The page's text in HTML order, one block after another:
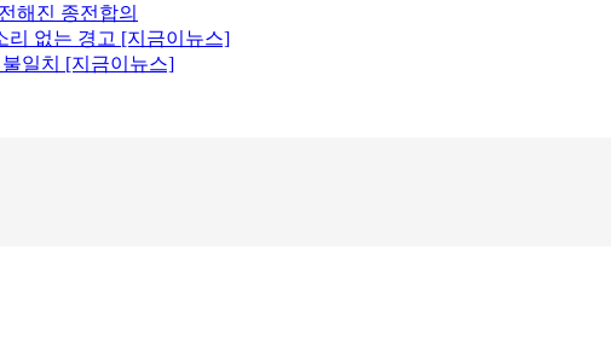
해진 종전합의
리 없는 경고 [지금이뉴스]
일치 [지금이뉴스]